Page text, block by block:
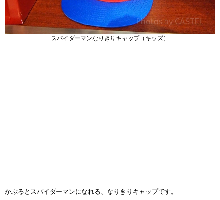
スパイダーマンなりきりキャップ（キッズ）
かぶるとスパイダーマンになれる、なりきりキャップです。